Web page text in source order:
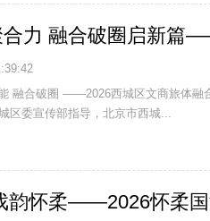
融合破圈 ——2026西城区文商旅体融
区委宣传部指导，北京市西城...